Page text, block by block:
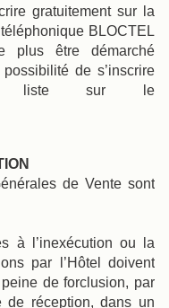
gratuitement sur la
BLOCTEL
plus être démarché
de s’inscrire
liste sur le
de Vente sont
à l’inexécution ou la
par l’Hôtel doivent
de forclusion, par
de réception, dans un